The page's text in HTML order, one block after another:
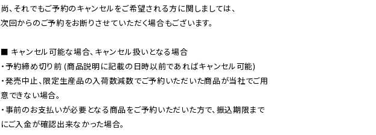
尚、それでもご予約のキャンセルをご希望される方に関しましては、
次回からのご予約をお断りさせていただく場合もございます。
■ キャンセル可能な場合、キャンセル扱いとなる場合
・予約締め切り前 (商品説明に記載の日時以前であればキャンセル可能)
・発売中止、限定生産品の入荷数減数でご予約いただいた商品が当社でご用
意できない場合。
・事前のお支払いが必要となる商品をご予約いただいた方で、振込期限まで
にご入金が確認出来なかった場合。